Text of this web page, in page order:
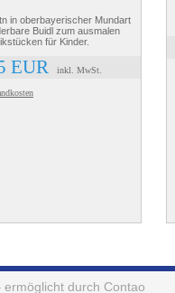
in oberbayerischer Mundart
Buidl zum ausmalen
für Kinder.
EUR inkl. MwSt.
ermöglicht durch Contao